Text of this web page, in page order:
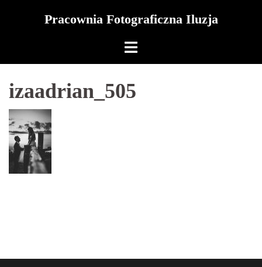
Pracownia Fotograficzna Iluzja
izaadrian_505